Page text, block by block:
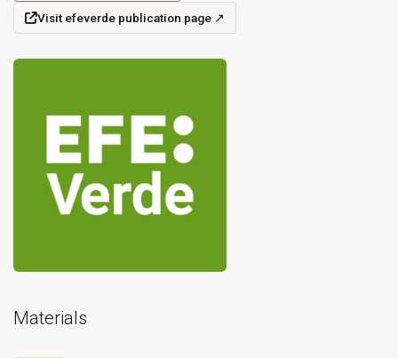
Visit efeverde publication page ↗
(opens in a new tab)
Materials